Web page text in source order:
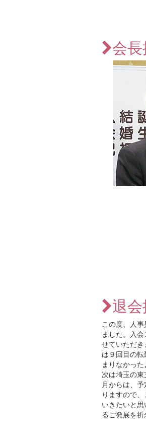
会
退
この度、人
ました。入
せていただ
は９回目の
まりなかっ
次は埼玉の
月からは、
りますので
いきたいと
るご発展を